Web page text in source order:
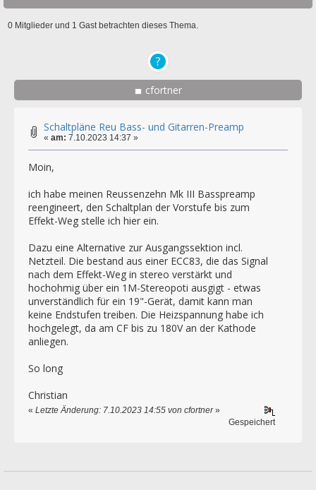
0 Mitglieder und 1 Gast betrachten dieses Thema.
cfortner
Schaltpläne Reu Bass- und Gitarren-Preamp
« am: 7.10.2023 14:37 »
Moin,
ich habe meinen Reussenzehn Mk III Basspreamp
reengineert, den Schaltplan der Vorstufe bis zum
Effekt-Weg stelle ich hier ein.
Dazu eine Alternative zur Ausgangssektion incl.
Netzteil. Die bestand aus einer ECC83, die das Signal
nach dem Effekt-Weg in stereo verstärkt und
hochohmig über ein 1M-Stereopoti ausgigt - etwas
unverständlich für ein 19"-Gerät, damit kann man
keine Endstufen treiben. Die Heizspannung habe ich
hochgelegt, da am CF bis zu 180V an der Kathode
anliegen.
So long
Christian
« Letzte Änderung: 7.10.2023 14:55 von cfortner»
Gespeichert